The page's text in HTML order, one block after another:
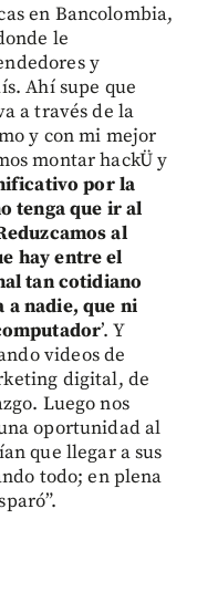
en Bancolombia,
le
y
Ahí supe que
a través de la
y con mi mejor
montar hackÜ y
por la
tenga que ir al
al
hay entre el
tan cotidiano
a nadie, que ni
’. Y
videos de
digital, de
Luego nos
oportunidad al
que llegar a sus
todo; en plena